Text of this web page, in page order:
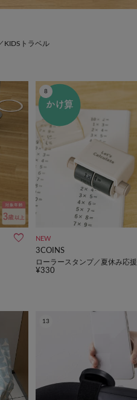
KIDSトラベル
8
NEW
3COINS
ローラースタンプ／夏休み応援
¥330
13